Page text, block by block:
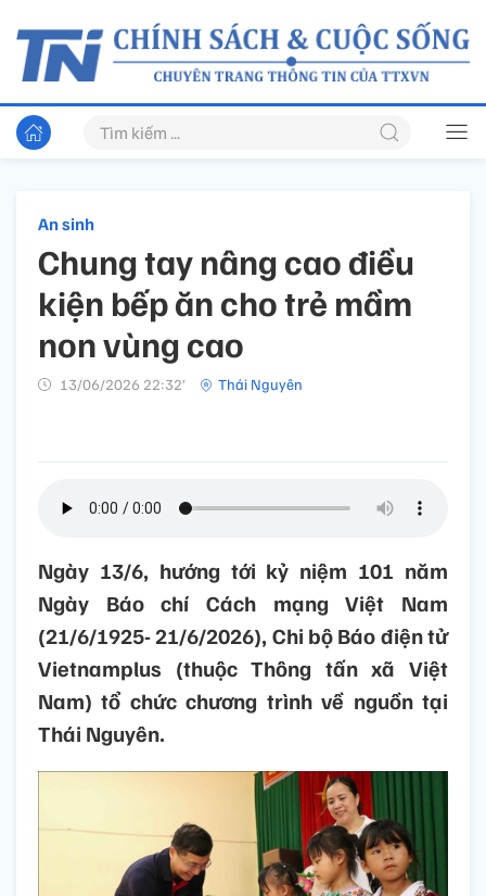
An sinh
Chung tay nâng cao điều
kiện bếp ăn cho trẻ mầm
non vùng cao
13/06/2026 22:32’ Thái Nguyên
Ngày 13/6, hướng tới kỷ niệm 101 năm
Ngày Báo chí Cách mạng Việt Nam
(21/6/1925- 21/6/2026), Chi bộ Báo điện tử
Vietnamplus (thuộc Thông tấn xã Việt
Nam) tổ chức chương trình về nguồn tại
Thái Nguyên.